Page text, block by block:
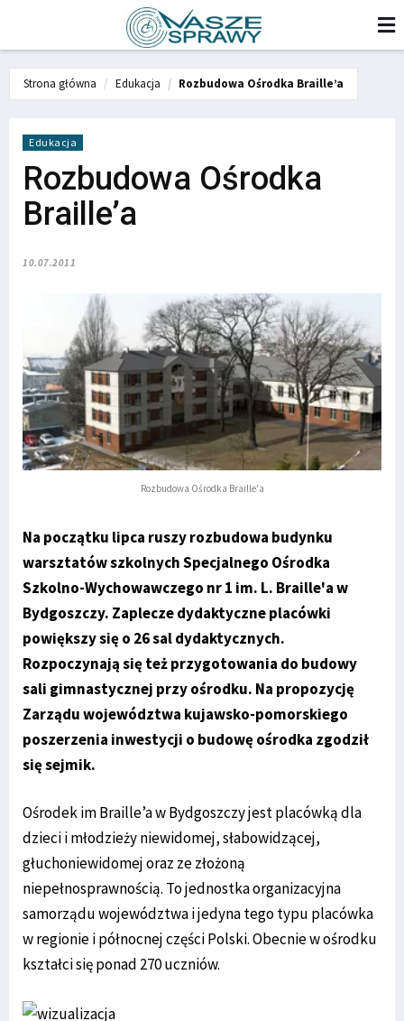
Strona główna Edukacja Rozbudowa Ośrodka Braille’a
Edukacja
Rozbudowa Ośrodka
Braille’a
10.07.2011
Rozbudowa Ośrodka Braille'a
Na początku lipca ruszy rozbudowa budynku
warsztatów szkolnych Specjalnego Ośrodka
Szkolno-Wychowawczego nr 1 im. L. Braille'a w
Bydgoszczy. Zaplecze dydaktyczne placówki
powiększy się o 26 sal dydaktycznych.
Rozpoczynają się też przygotowania do budowy
sali gimnastycznej przy ośrodku. Na propozycję
Zarządu województwa kujawsko-pomorskiego
poszerzenia inwestycji o budowę ośrodka zgodził
się sejmik.
Ośrodek im Braille’a w Bydgoszczy jest placówką dla
dzieci i młodzieży niewidomej, słabowidzącej,
głuchoniewidomej oraz ze złożoną
niepełnosprawnością. To jednostka organizacyjna
samorządu województwa i jedyna tego typu placówka
w regionie i północnej części Polski. Obecnie w ośrodku
kształci się ponad 270 uczniów.